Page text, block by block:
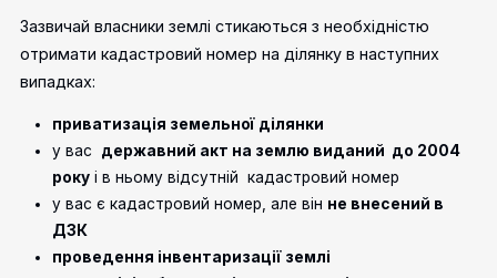
Зазвичай власники землі стикаються з необхідністю
отримати кадастровий номер на ділянку в наступних
випадках:
приватизація земельної ділянки
у вас державний акт на землю виданий до 2004
року і в ньому відсутній кадастровий номер
у вас є кадастровий номер, але він не внесений в
ДЗК
проведення інвентаризації землі